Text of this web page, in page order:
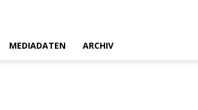
MEDIADATEN ARCHIV